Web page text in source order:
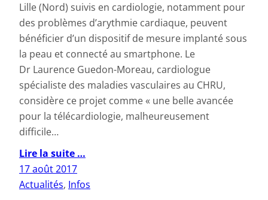
Lille (Nord) suivis en cardiologie, notamment pour
des problèmes d’arythmie cardiaque, peuvent
bénéficier d’un dispositif de mesure implanté sous
la peau et connecté au smartphone. Le
Dr Laurence Guedon-Moreau, cardiologue
spécialiste des maladies vasculaires au CHRU,
considère ce projet comme « une belle avancée
pour la télécardiologie, malheureusement
difficile…
Lire la suite …
17 août 2017
Actualités, Infos